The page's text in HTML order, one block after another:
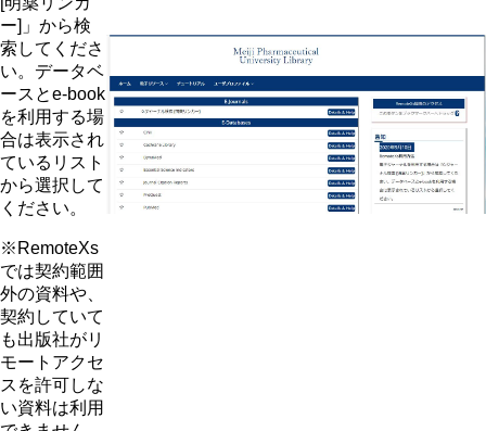
ー]」から検
索してくださ
い。データベ
ースとe-book
を利用する場
合は表示され
ているリスト
から選択して
ください。
※RemoteXs
では契約範囲
外の資料や、
契約していて
も出版社がリ
モートアクセ
スを許可しな
い資料は利用